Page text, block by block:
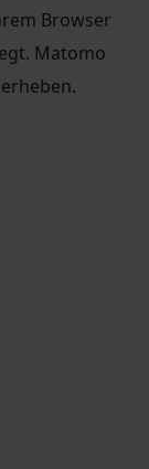
Browser
Matomo